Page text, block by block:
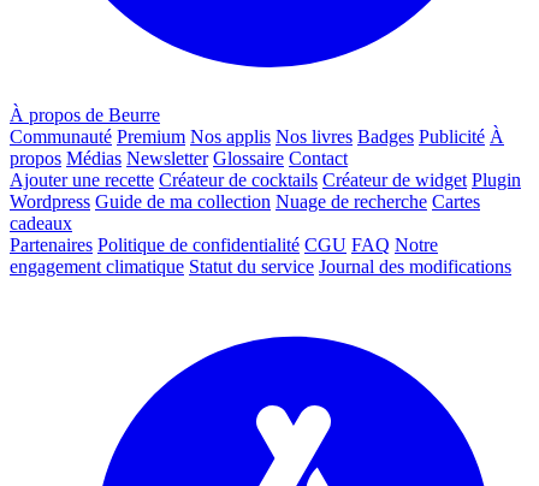
À propos de Beurre
Communauté Premium Nos applis Nos livres Badges Publicité À
propos Médias Newsletter Glossaire Contact
Ajouter une recette Créateur de cocktails Créateur de widget Plugin
Wordpress Guide de ma collection Nuage de recherche Cartes
cadeaux
Partenaires Politique de confidentialité CGU FAQ Notre
engagement climatique Statut du service Journal des modifications